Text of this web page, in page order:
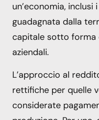
un’economia, inclusi
guadagnata dalla
capitale sotto
aziendali.
L’approccio al
rettifiche per quelle
considerate